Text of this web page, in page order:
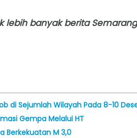
lebih banyak berita
di Sejumlah Wilayah Pada 8-10
Gempa Melalui HT
Berkekuatan M 3,0